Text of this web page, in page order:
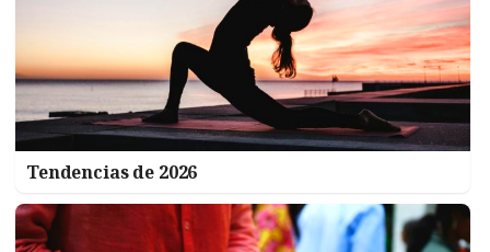
Tendencias de 2026